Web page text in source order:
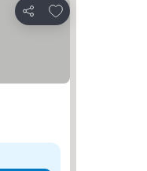
Compartir
Añadir a favoritos